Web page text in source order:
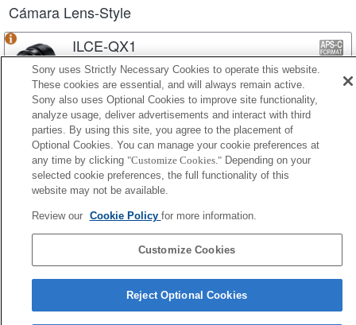
Cámara Lens-Style
ILCE-QX1
Copyright 2026 Sony Corporation
Sony uses Strictly Necessary Cookies to operate this website.
These cookies are essential, and will always remain active.
Sony also uses Optional Cookies to improve site functionality,
analyze usage, deliver advertisements and interact with third
parties. By using this site, you agree to the placement of
Optional Cookies. You can manage your cookie preferences at
any time by clicking "Customize Cookies."Depending on your
selected cookie preferences, the full functionality of this
website may not be available.
Review our Cookie Policy for more information.
Customize Cookies
Reject Optional Cookies